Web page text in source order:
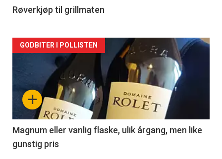
2
Røverkjøp til grillmaten
Forsiden
akkurat
nå
3
+
GODBITER I POLLISTEN
Magnum eller vanlig flaske, ulik årgang, men like
gunstig pris